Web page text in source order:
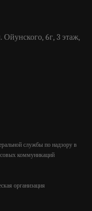
Ойунского, 6г, 3 этаж,
службы по надзору в
коммуникаций
организация